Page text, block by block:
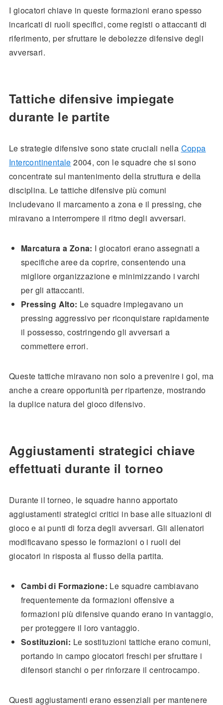
I giocatori chiave in queste formazioni erano spesso
incaricati di ruoli specifici, come registi o attaccanti di
riferimento, per sfruttare le debolezze difensive degli
avversari.
Tattiche difensive impiegate
durante le partite
Le strategie difensive sono state cruciali nella Coppa
Intercontinentale 2004, con le squadre che si sono
concentrate sul mantenimento della struttura e della
disciplina. Le tattiche difensive più comuni
includevano il marcamento a zona e il pressing, che
miravano a interrompere il ritmo degli avversari.
Marcatura a Zona: I giocatori erano assegnati a
specifiche aree da coprire, consentendo una
migliore organizzazione e minimizzando i varchi
per gli attaccanti.
Pressing Alto: Le squadre impiegavano un
pressing aggressivo per riconquistare rapidamente
il possesso, costringendo gli avversari a
commettere errori.
Queste tattiche miravano non solo a prevenire i gol, ma
anche a creare opportunità per ripartenze, mostrando
la duplice natura del gioco difensivo.
Aggiustamenti strategici chiave
effettuati durante il torneo
Durante il torneo, le squadre hanno apportato
aggiustamenti strategici critici in base alle situazioni di
gioco e ai punti di forza degli avversari. Gli allenatori
modificavano spesso le formazioni o i ruoli dei
giocatori in risposta al flusso della partita.
Cambi di Formazione: Le squadre cambiavano
frequentemente da formazioni offensive a
formazioni più difensive quando erano in vantaggio,
per proteggere il loro vantaggio.
Sostituzioni: Le sostituzioni tattiche erano comuni,
portando in campo giocatori freschi per sfruttare i
difensori stanchi o per rinforzare il centrocampo.
Questi aggiustamenti erano essenziali per mantenere